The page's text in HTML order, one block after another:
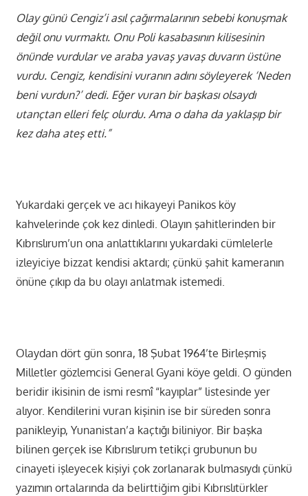
Olay günü Cengiz’i asıl çağırmalarının sebebi konuşmak
değil onu vurmaktı. Onu Poli kasabasının kilisesinin
önünde vurdular ve araba yavaş yavaş duvarın üstüne
vurdu. Cengiz, kendisini vuranın adını söyleyerek ‘Neden
beni vurdun?’ dedi. Eğer vuran bir başkası olsaydı
utançtan elleri felç olurdu. Ama o daha da yaklaşıp bir
kez daha ateş etti.”
Yukardaki gerçek ve acı hikayeyi Panikos köy
kahvelerinde çok kez dinledi. Olayın şahitlerinden bir
Kıbrıslırum’un ona anlattıklarını yukardaki cümlelerle
izleyiciye bizzat kendisi aktardı; çünkü şahit kameranın
önüne çıkıp da bu olayı anlatmak istemedi.
Olaydan dört gün sonra, 18 Şubat 1964’te Birleşmiş
Milletler gözlemcisi General Gyani köye geldi. O günden
beridir ikisinin de ismi resmî “kayıplar” listesinde yer
alıyor. Kendilerini vuran kişinin ise bir süreden sonra
panikleyip, Yunanistan’a kaçtığı biliniyor. Bir başka
bilinen gerçek ise Kıbrıslırum tetikçi grubunun bu
cinayeti işleyecek kişiyi çok zorlanarak bulmasıydı çünkü
yazımın ortalarında da belirttiğim gibi Kıbrıslıtürkler